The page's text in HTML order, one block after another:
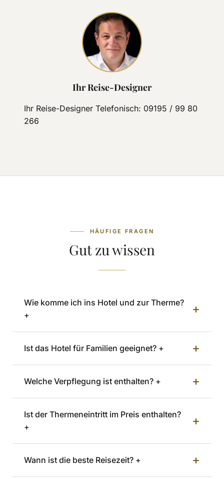
Ihr Reise-Designer
Ihr Reise-Designer Telefonisch: 09195 / 99 80
266
HÄUFIGE FRAGEN
Gut zu wissen
Wie komme ich ins Hotel und zur Therme?
+
+
Ist das Hotel für Familien geeignet? + +
Welche Verpflegung ist enthalten? + +
Ist der Thermeneintritt im Preis enthalten?
+
+
Wann ist die beste Reisezeit? + +